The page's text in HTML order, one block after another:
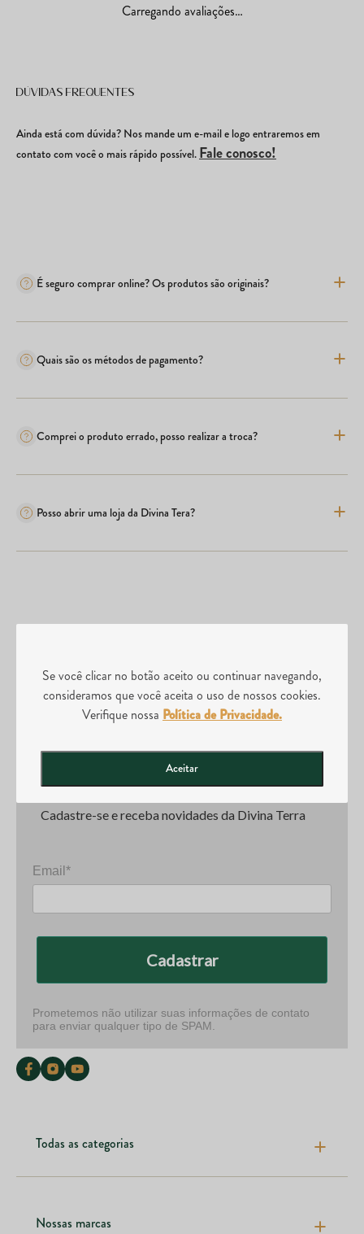
Se você clicar no botão aceito ou continuar navegando,
consideramos que você aceita o uso de nossos cookies.
Verifique nossa Política de Privacidade.
Aceitar
Carregando avaliações…
Dúvidas frequentes
Ainda está com dúvida? Nos mande um e-mail e logo entraremos em
contato com você o mais rápido possível. Fale conosco!
É seguro comprar online? Os produtos são originais?
Quais são os métodos de pagamento?
Comprei o produto errado, posso realizar a troca?
Posso abrir uma loja da Divina Tera?
Frete Grátis
acima deR$120
Produtos
Originais
NEWSLETTER
Cadastre-se e receba novidades da Divina Terra
Email*
Cadastrar
Prometemos não utilizar suas informações de contato
para enviar qualquer tipo de SPAM.
Todas as categorias
Nossas marcas